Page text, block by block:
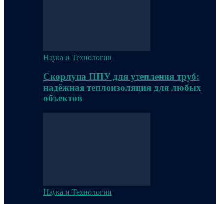
Наука и Технологии
Скорлупа ППУ для утепления труб:
надёжная теплоизоляция для любых
объектов
Наука и Технологии